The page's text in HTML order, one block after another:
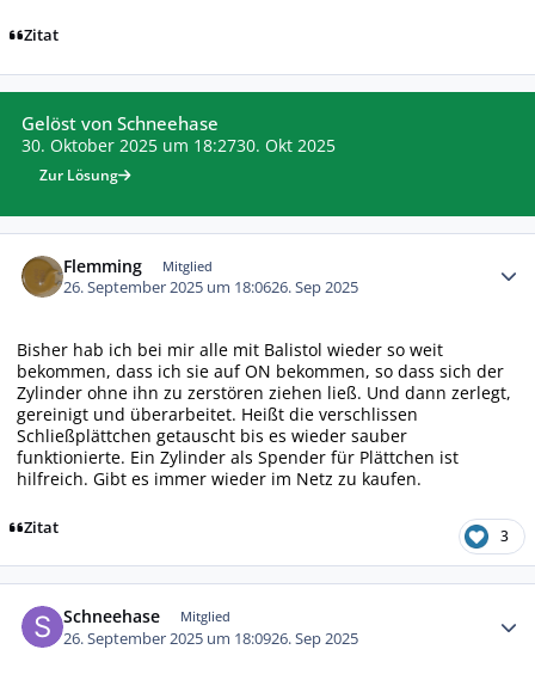
Zitat
Gelöst von Schneehase
30. Oktober 2025 um 18:2730. Okt 2025
Zur Lösung
Flemming Mitglied
26. September 2025 um 18:0626. Sep 2025
Bisher hab ich bei mir alle mit Balistol wieder so weit
bekommen, dass ich sie auf ON bekommen, so dass sich der
Zylinder ohne ihn zu zerstören ziehen ließ. Und dann zerlegt,
gereinigt und überarbeitet. Heißt die verschlissen
Schließplättchen getauscht bis es wieder sauber
funktionierte. Ein Zylinder als Spender für Plättchen ist
hilfreich. Gibt es immer wieder im Netz zu kaufen.
Zitat 3
Schneehase Mitglied
26. September 2025 um 18:0926. Sep 2025